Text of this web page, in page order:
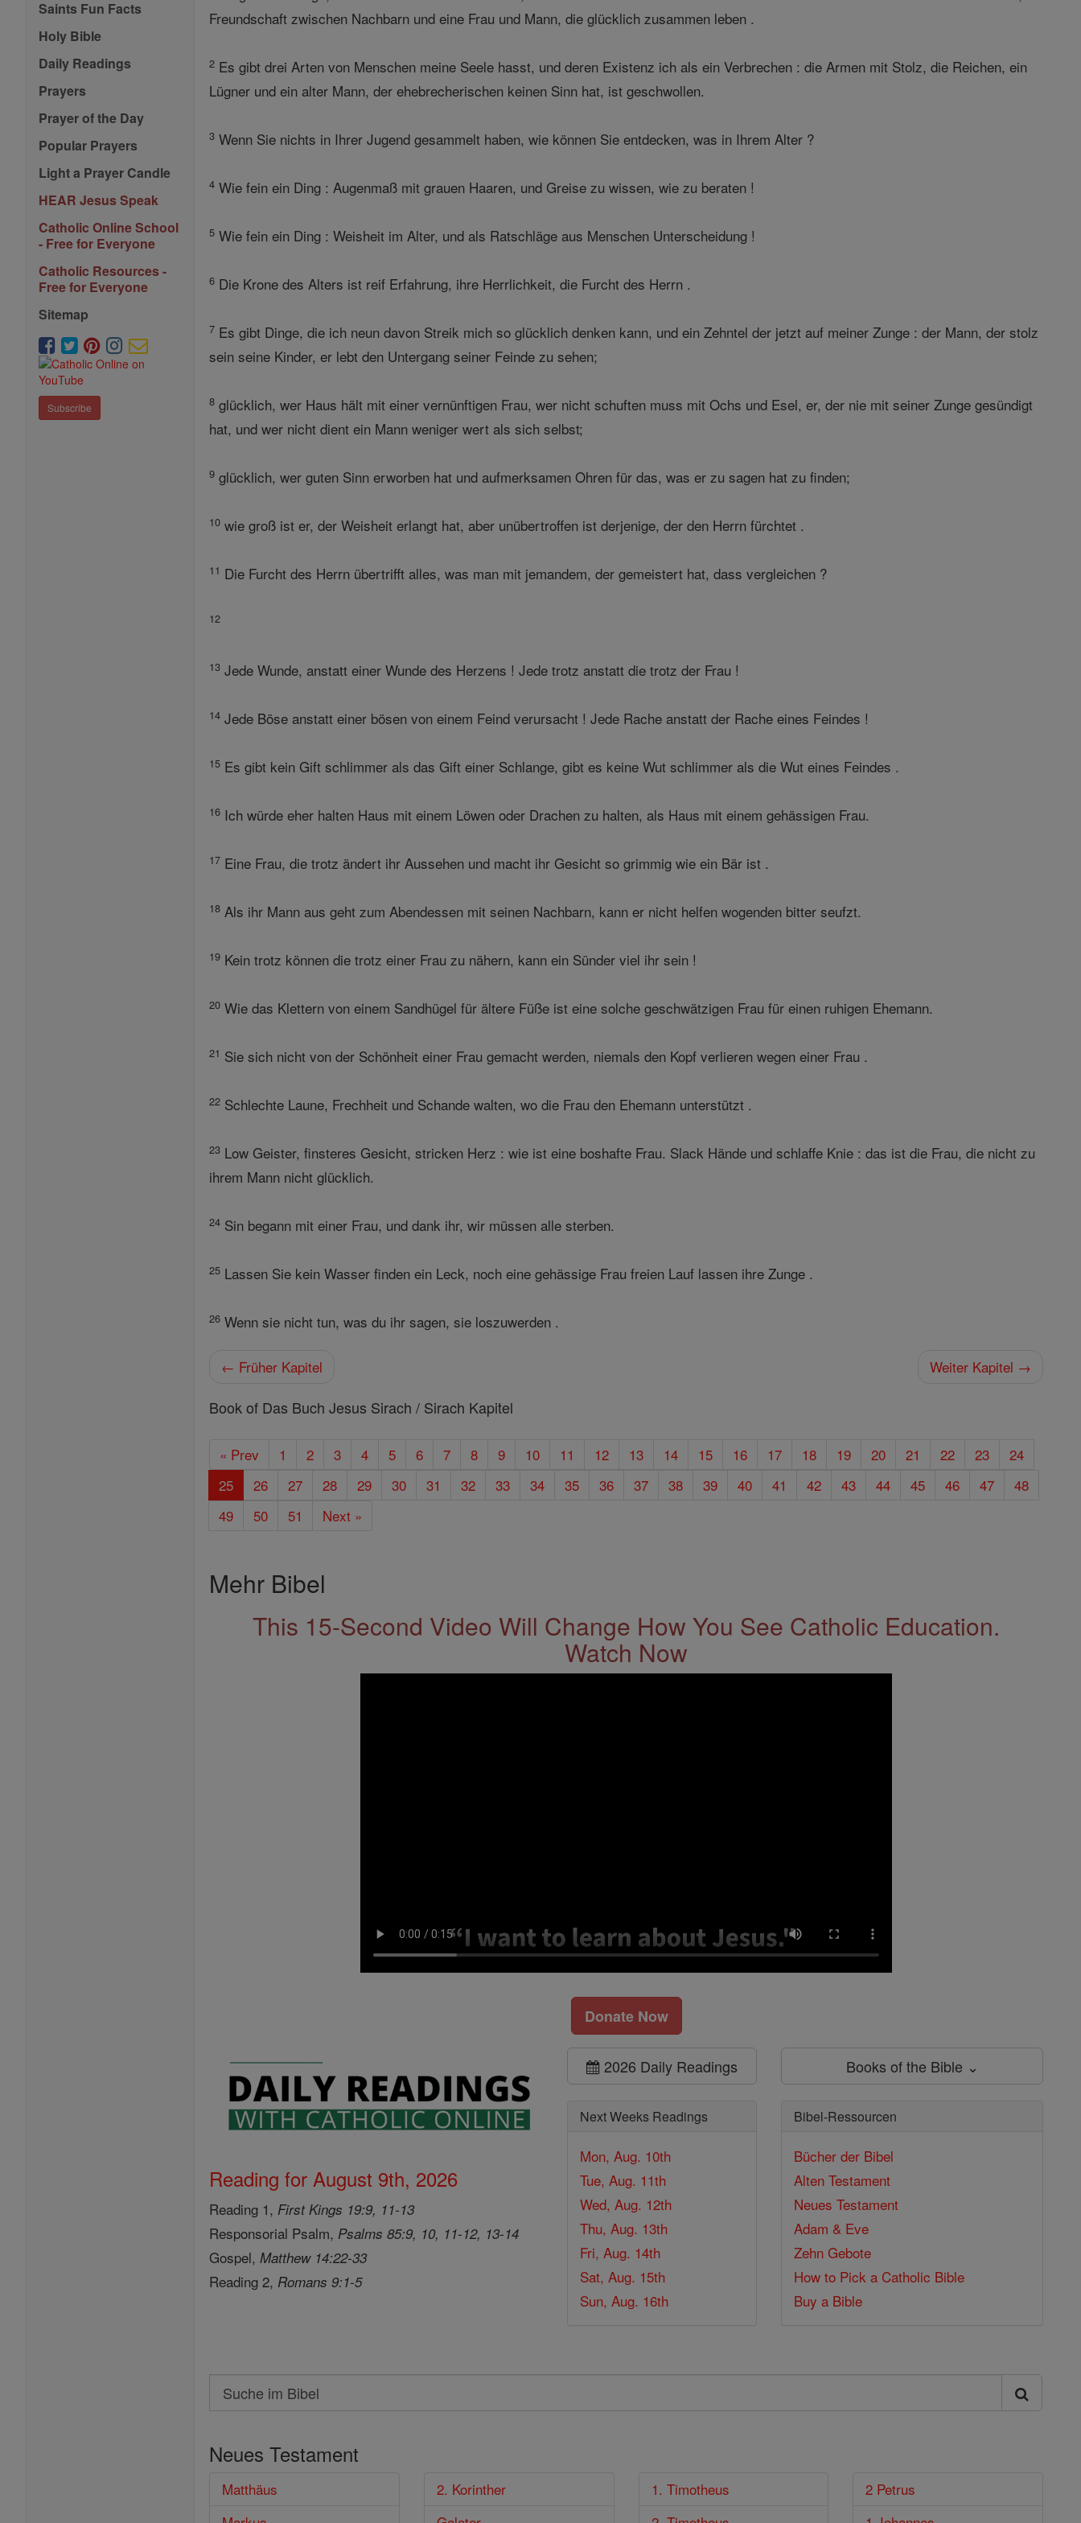
Saints Fun Facts
Holy Bible
Daily Readings
Prayers
Prayer of the Day
Popular Prayers
Light a Prayer Candle
HEAR Jesus Speak
Catholic Online School
- Free for Everyone
Catholic Resources -
Free for Everyone
Sitemap
Subscribe
Freundschaft zwischen Nachbarn und eine Frau und Mann, die glücklich zusammen leben .
2 Es gibt drei Arten von Menschen meine Seele hasst, und deren Existenz ich als ein Verbrechen : die Armen mit Stolz, die Reichen, ein
Lügner und ein alter Mann, der ehebrecherischen keinen Sinn hat, ist geschwollen.
3 Wenn Sie nichts in Ihrer Jugend gesammelt haben, wie können Sie entdecken, was in Ihrem Alter ?
4 Wie fein ein Ding : Augenmaß mit grauen Haaren, und Greise zu wissen, wie zu beraten !
5 Wie fein ein Ding : Weisheit im Alter, und als Ratschläge aus Menschen Unterscheidung !
6 Die Krone des Alters ist reif Erfahrung, ihre Herrlichkeit, die Furcht des Herrn .
7 Es gibt Dinge, die ich neun davon Streik mich so glücklich denken kann, und ein Zehntel der jetzt auf meiner Zunge : der Mann, der stolz
sein seine Kinder, er lebt den Untergang seiner Feinde zu sehen;
8 glücklich, wer Haus hält mit einer vernünftigen Frau, wer nicht schuften muss mit Ochs und Esel, er, der nie mit seiner Zunge gesündigt
hat, und wer nicht dient ein Mann weniger wert als sich selbst;
9 glücklich, wer guten Sinn erworben hat und aufmerksamen Ohren für das, was er zu sagen hat zu finden;
10 wie groß ist er, der Weisheit erlangt hat, aber unübertroffen ist derjenige, der den Herrn fürchtet .
11 Die Furcht des Herrn übertrifft alles, was man mit jemandem, der gemeistert hat, dass vergleichen ?
12
13 Jede Wunde, anstatt einer Wunde des Herzens ! Jede trotz anstatt die trotz der Frau !
14 Jede Böse anstatt einer bösen von einem Feind verursacht ! Jede Rache anstatt der Rache eines Feindes !
15 Es gibt kein Gift schlimmer als das Gift einer Schlange, gibt es keine Wut schlimmer als die Wut eines Feindes .
16 Ich würde eher halten Haus mit einem Löwen oder Drachen zu halten, als Haus mit einem gehässigen Frau.
17 Eine Frau, die trotz ändert ihr Aussehen und macht ihr Gesicht so grimmig wie ein Bär ist .
18 Als ihr Mann aus geht zum Abendessen mit seinen Nachbarn, kann er nicht helfen wogenden bitter seufzt.
19 Kein trotz können die trotz einer Frau zu nähern, kann ein Sünder viel ihr sein !
20 Wie das Klettern von einem Sandhügel für ältere Füße ist eine solche geschwätzigen Frau für einen ruhigen Ehemann.
21 Sie sich nicht von der Schönheit einer Frau gemacht werden, niemals den Kopf verlieren wegen einer Frau .
22 Schlechte Laune, Frechheit und Schande walten, wo die Frau den Ehemann unterstützt .
23 Low Geister, finsteres Gesicht, stricken Herz : wie ist eine boshafte Frau. Slack Hände und schlaffe Knie : das ist die Frau, die nicht zu
ihrem Mann nicht glücklich.
24 Sin begann mit einer Frau, und dank ihr, wir müssen alle sterben.
25 Lassen Sie kein Wasser finden ein Leck, noch eine gehässige Frau freien Lauf lassen ihre Zunge .
26 Wenn sie nicht tun, was du ihr sagen, sie loszuwerden .
← Früher Kapitel Weiter Kapitel →
Book of Das Buch Jesus Sirach / Sirach Kapitel
« Prev 1 2 3 4 5 6 7 8 9 10 11 12 13 14 15 16 17 18 19 20 21 22 23
24
25
26 27 28 29 30 31 32 33 34 35 36 37 38 39 40 41 42 43 44 45 46 47
48
49
50 51 Next »
Mehr Bibel
This 15-Second Video Will Change How You See Catholic Education.
Watch Now
Donate Now
Reading for August 9th, 2026
Reading 1, First Kings 19:9, 11-13
Responsorial Psalm, Psalms 85:9, 10, 11-12, 13-14
Gospel,Matthew 14:22-33
Reading 2, Romans 9:1-5
2026 Daily Readings
Next Weeks Readings
Mon, Aug. 10th
Tue, Aug. 11th
Wed, Aug. 12th
Thu, Aug. 13th
Fri, Aug. 14th
Sat, Aug. 15th
Sun, Aug. 16th
Books of the Bible ⌄
Bibel-Ressourcen
Bücher der Bibel
Alten Testament
Neues Testament
Adam & Eve
Zehn Gebote
How to Pick a Catholic Bible
Buy a Bible
Search
Suche
Bibel
Neues Testament
Matthäus
2. Korinther
1. Timotheus
2 Petrus